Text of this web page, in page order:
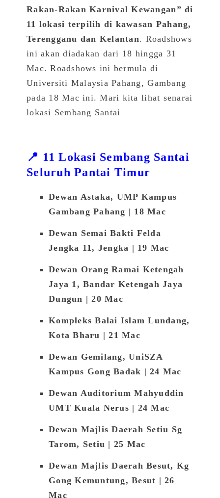
Rakan-Rakan Karnival Kewangan” di
11 lokasi terpilih di kawasan Pahang,
Terengganu dan Kelantan. Roadshows
ini akan diadakan dari 18 hingga 31
Mac. Roadshows ini bermula di
Universiti Malaysia Pahang, Gambang
pada 18 Mac ini. Mari kita lihat senarai
lokasi Sembang Santai
📍 11 Lokasi Sembang Santai
Seluruh Pantai Timur
Dewan Astaka, UMP Kampus
Gambang Pahang | 18 Mac
Dewan Semai Bakti Felda
Jengka 11, Jengka | 19 Mac
Dewan Orang Ramai Ketengah
Jaya 1, Bandar Ketengah Jaya
Dungun | 20 Mac
Kompleks Balai Islam Lundang,
Kota Bharu | 21 Mac
Dewan Gemilang, UniSZA
Kampus Gong Badak | 24 Mac
Dewan Auditorium Mahyuddin
UMT Kuala Nerus | 24 Mac
Dewan Majlis Daerah Setiu Sg
Tarom, Setiu | 25 Mac
Dewan Majlis Daerah Besut, Kg
Gong Kemuntung, Besut | 26
Mac